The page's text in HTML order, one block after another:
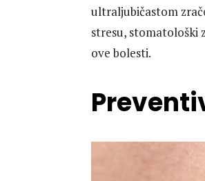
ultraljubičastom
stresu, stomatološki
ove bolesti.